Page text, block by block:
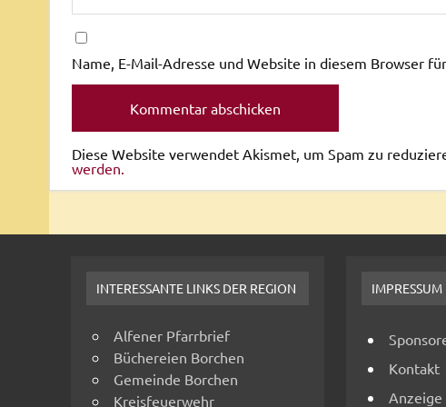
Name, E-Mail-Adresse und Website in diesem Browser
Diese Website verwendet Akismet, um Spam zu
werden.
INTERESSANTE LINKS DER REGION
Alfener Pfarrbrief
Büchereien Borchen
Gemeinde Borchen
Kreisfeuerwehr
IMPRESSUM
Kontakt
Anzeige